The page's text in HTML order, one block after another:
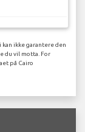
ikke garantere den
du vil motta. For
på Cairo